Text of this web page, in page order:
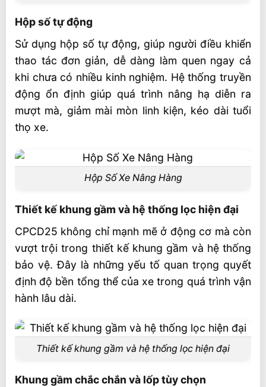
Hộp số tự động
Sử dụng hộp số tự động, giúp người điều khiển
thao tác đơn giản, dễ dàng làm quen ngay cả
khi chưa có nhiều kinh nghiệm. Hệ thống truyền
động ổn định giúp quá trình nâng hạ diễn ra
mượt mà, giảm mài mòn linh kiện, kéo dài tuổi
thọ xe.
Hộp Số Xe Nâng Hàng
Thiết kế khung gầm và hệ thống lọc hiện đại
CPCD25 không chỉ mạnh mẽ ở động cơ mà còn
vượt trội trong thiết kế khung gầm và hệ thống
bảo vệ. Đây là những yếu tố quan trọng quyết
định độ bền tổng thể của xe trong quá trình vận
hành lâu dài.
Thiết kế khung gầm và hệ thống lọc hiện đại
Khung gầm chắc chắn và lốp tùy chọn